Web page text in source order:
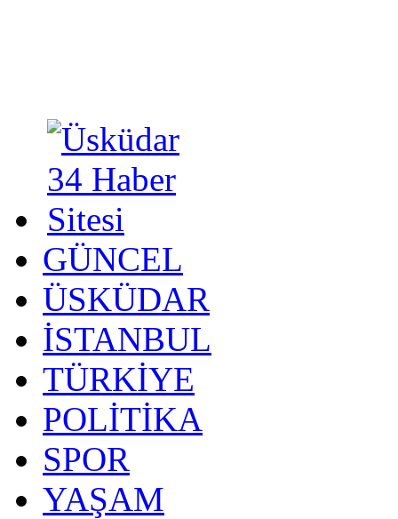
GÜNCEL
ÜSKÜDAR
İSTANBUL
TÜRKİYE
POLİTİKA
SPOR
YAŞAM